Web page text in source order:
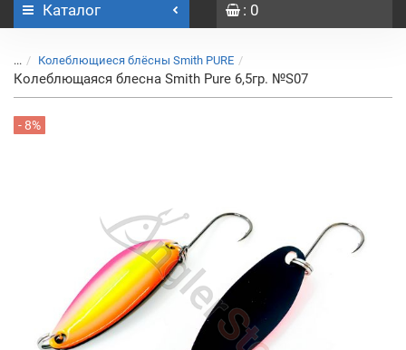
Каталог : 0
... Колеблющиеся блёсны Smith PURE
Колеблющаяся блесна Smith Pure 6,5гр. №S07
- 8%